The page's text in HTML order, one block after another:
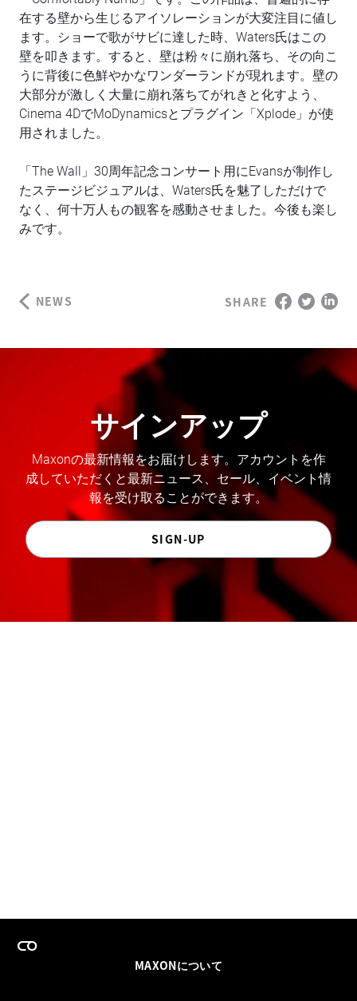
在する壁から生じるアイソレーションが大変注目に値し
ます。ショーで歌がサビに達した時、Waters氏はこの
壁を叩きます。すると、壁は粉々に崩れ落ち、その向こ
うに背後に色鮮やかなワンダーランドが現れます。壁の
大部分が激しく大量に崩れ落ちてがれきと化すよう、
Cinema 4DでMoDynamicsとプラグイン「Xplode」が使
用されました。
「The Wall」30周年記念コンサート用にEvansが制作し
たステージビジュアルは、Waters氏を魅了しただけで
なく、何十万人もの観客を感動させました。今後も楽し
みです。
NEWS SHARE
サインアップ
Maxonの最新情報をお届けします。アカウントを作
成していただくと最新ニュース、セール、イベント情
報を受け取ることができます。
SIGN-UP
MAXONについて